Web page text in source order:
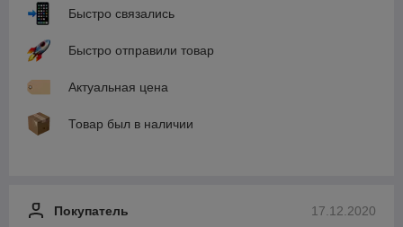
Быстро связались
Быстро отправили товар
Актуальная цена
Товар был в наличии
17.12.2020
Покупатель